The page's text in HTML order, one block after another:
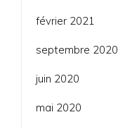
février 2021
septembre 2020
juin 2020
mai 2020